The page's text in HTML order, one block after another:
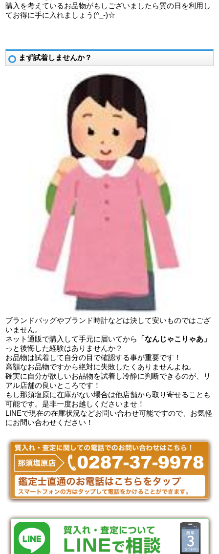
購入を考えているお品物がもしございましたら質の日を利用し
てお得に手に入れましょう(^_-)☆
まず試着しませんか？
ブランドバッグやブランド時計などは決して安いものではござ
いません。
ネット通販で購入して手元に届いてから
「なんじゃこりゃあ」
っと後悔した経験はありませんか？
お品物は試着して自分の目で確認する事が重要です！
高額なお品物ですから絶対に失敗したくありませんよね。
確実に自分が欲しいお品物を試着し冷静に判断できるのが、リ
アル店舗の良いところです！
もし那須塩原に在庫がない場合は他店舗から取り寄せることも
可能です。是非一度お越しくださいませ！
LINEで現在の在庫状況などお問い合わせ可能ですので、お気軽
にお問い合わせください！